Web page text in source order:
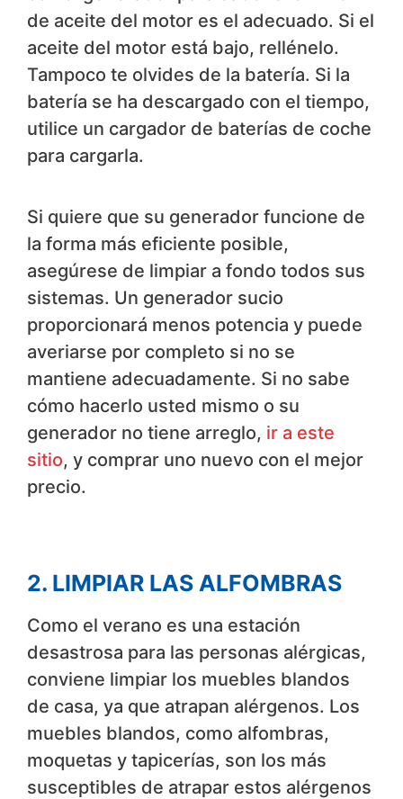
de aceite del motor es el adecuado. Si el
aceite del motor está bajo, rellénelo.
Tampoco te olvides de la batería. Si la
batería se ha descargado con el tiempo,
utilice un cargador de baterías de coche
para cargarla.
Si quiere que su generador funcione de
la forma más eficiente posible,
asegúrese de limpiar a fondo todos sus
sistemas. Un generador sucio
proporcionará menos potencia y puede
averiarse por completo si no se
mantiene adecuadamente. Si no sabe
cómo hacerlo usted mismo o su
generador no tiene arreglo, ir a este
sitio, y comprar uno nuevo con el mejor
precio.
2. LIMPIAR LAS ALFOMBRAS
Como el verano es una estación
desastrosa para las personas alérgicas,
conviene limpiar los muebles blandos
de casa, ya que atrapan alérgenos. Los
muebles blandos, como alfombras,
moquetas y tapicerías, son los más
susceptibles de atrapar estos alérgenos